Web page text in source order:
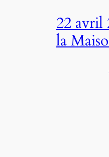
22 avril
la